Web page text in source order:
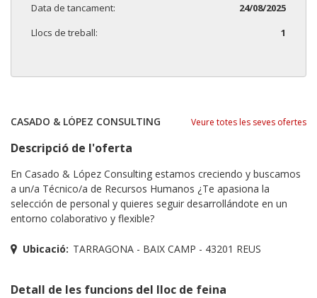
Data de tancament:
24/08/2025
Llocs de treball:
1
CASADO & LÓPEZ CONSULTING Veure totes les seves ofertes
Descripció de l'oferta
En Casado & López Consulting estamos creciendo y buscamos
a un/a Técnico/a de Recursos Humanos ¿Te apasiona la
selección de personal y quieres seguir desarrollándote en un
entorno colaborativo y flexible?
Ubicació: TARRAGONA - BAIX CAMP - 43201 REUS
Detall de les funcions del lloc de feina